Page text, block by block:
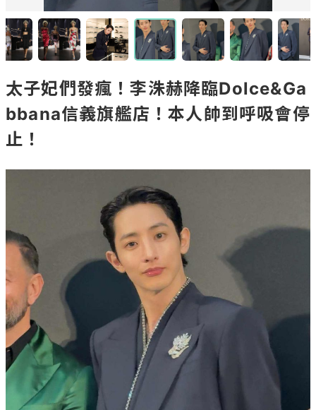
太子妃們發瘋！李洙赫降臨Dolce&Ga
bbana信義旗艦店！本人帥到呼吸會停
止！